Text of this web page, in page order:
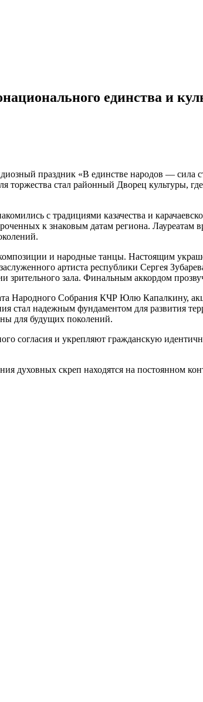
единства и
праздник «В единстве народов — сила
стал районный Дворец культуры,
с традициями казачества и
к знаковым датам региона. Лауреатам
и народные танцы. Настоящим
артиста республики Сергея
зала. Финальным аккордом
Народного Собрания КЧР Юлю Капалкину,
стал надежным фундаментом для развития
для будущих поколений.
и укрепляют гражданскую
духовных скреп находятся на постоянном